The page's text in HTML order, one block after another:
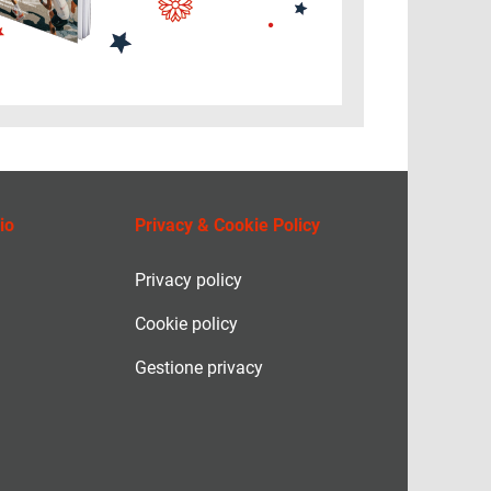
Privacy & Cookie Policy
Privacy policy
Cookie policy
Gestione privacy